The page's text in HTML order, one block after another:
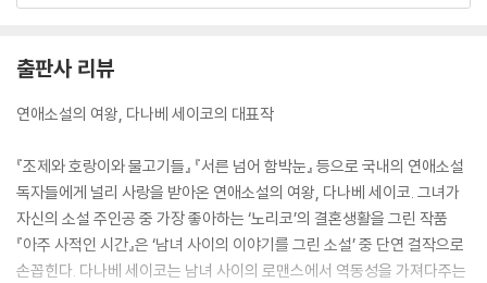
져버린 것처럼 기분이 이상해. 뭔가가 한꺼번에 변해버렸어.”
이번에는 고가 입을 다물고 말았다.
나는 술기운을 빌리는 것은 비겁하다고 생각했지만, 그래도 지금이 아니면
도저히 말할 수 없으리란 걸 알고 있었다.
“전과 똑같이 대할 수가 없어.”
말하다가─술기운 때문임이 분명하다─눈물을 흘리고 말았다.
--- p. 303
출판사 리뷰
연애소설의 여왕, 다나베 세이코의 대표작
『조제와 호랑이와 물고기들』 『서른 넘어 함박눈』 등으로 국내의 연애소설
독자들에게 널리 사랑을 받아온 연애소설의 여왕, 다나베 세이코. 그녀가
자신의 소설 주인공 중 가장 좋아하는 ‘노리코’의 결혼생활을 그린 작품
『아주 사적인 시간』은 ‘남녀 사이의 이야기를 그린 소설’ 중 단연 걸작으로
손꼽힌다. 다나베 세이코는 남녀 사이의 로맨스에서 역동성을 가져다주는